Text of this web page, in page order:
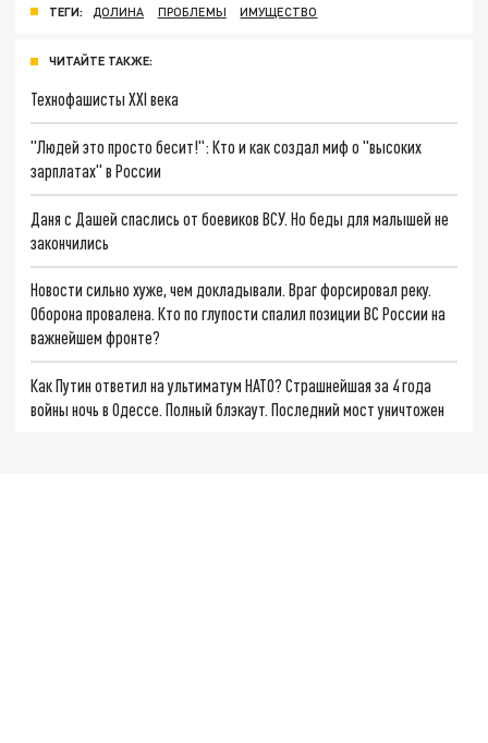
ТЕГИ: ДОЛИНА ПРОБЛЕМЫ ИМУЩЕСТВО
ЧИТАЙТЕ ТАКЖЕ:
Технофашисты XXI века
"Людей это просто бесит!": Кто и как создал миф о "высоких
зарплатах" в России
Даня с Дашей спаслись от боевиков ВСУ. Но беды для малышей не
закончились
Новости сильно хуже, чем докладывали. Враг форсировал реку.
Оборона провалена. Кто по глупости спалил позиции ВС России на
важнейшем фронте?
Как Путин ответил на ультиматум НАТО? Страшнейшая за 4 года
войны ночь в Одессе. Полный блэкаут. Последний мост уничтожен